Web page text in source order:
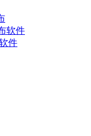
软件
件